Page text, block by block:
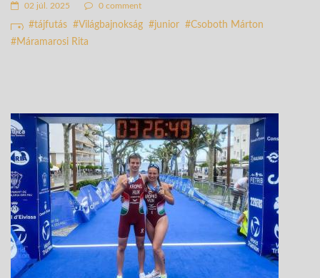
02 júl. 2025 0 comment
tájfutás Világbajnokság junior
Csoboth Márton
Máramarosi Rita